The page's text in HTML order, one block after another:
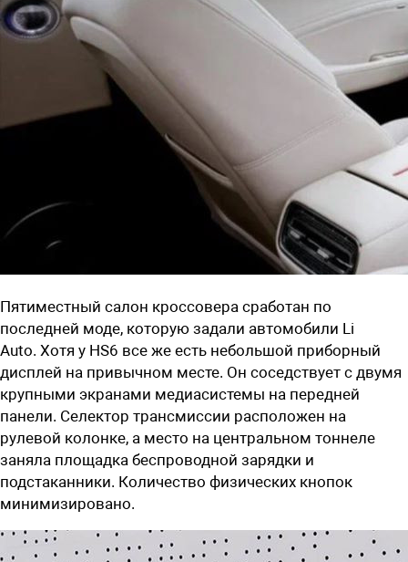
Пятиместный салон кроссовера сработан по
последней моде, которую задали автомобили Li
Auto. Хотя у HS6 все же есть небольшой приборный
дисплей на привычном месте. Он соседствует с двумя
крупными экранами медиасистемы на передней
панели. Селектор трансмиссии расположен на
рулевой колонке, а место на центральном тоннеле
заняла площадка беспроводной зарядки и
подстаканники. Количество физических кнопок
минимизировано.